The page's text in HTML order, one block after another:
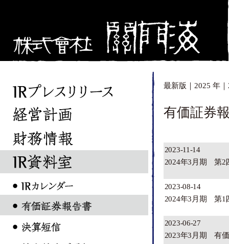
最新版 2025 年｜
有価証券
2023-11-14
2024年3月期 第2
2023-08-14
2024年3月期 第1
2023-06-27
2023年3月期 有